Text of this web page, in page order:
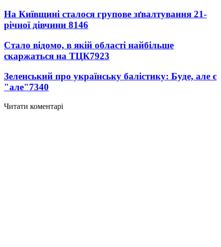
На Київщині сталося групове зґвалтування 21-
річної дівчини 8146
Стало відомо, в якій області найбільше
скаржаться на ТЦК7923
Зеленський про українську балістику: Буде, але є
"але"7340
Читати коментарі